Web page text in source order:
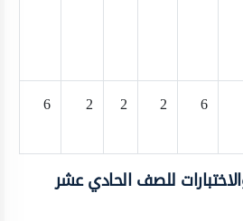
6
2
2
2
6
للصف الحادي عشر